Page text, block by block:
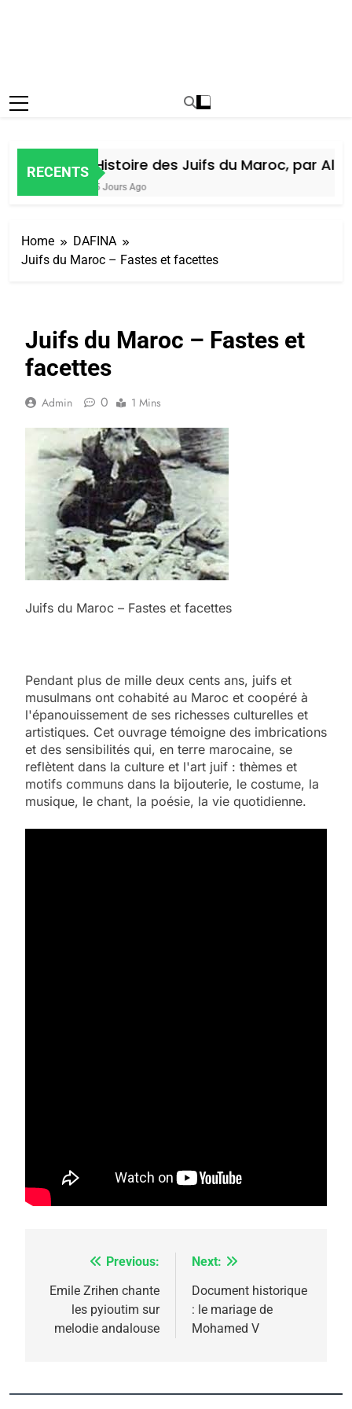
RECENTSHistoire des Juifs du Maroc, par Alain
5 Jours Ago
Home
DAFINA
Juifs du Maroc – Fastes et facettes
Juifs du Maroc – Fastes et
facettes
Admin 0 1 Mins
Juifs du Maroc – Fastes et facettes
Pendant plus de mille deux cents ans, juifs et
musulmans ont cohabité au Maroc et coopéré à
l'épanouissement de ses richesses culturelles et
artistiques. Cet ouvrage témoigne des imbrications
et des sensibilités qui, en terre marocaine, se
reflètent dans la culture et l'art juif : thèmes et
motifs communs dans la bijouterie, le costume, la
musique, le chant, la poésie, la vie quotidienne.
Navigation
de
l’article
Previous:
Emile Zrihen chante
les pyioutim sur
melodie andalouse
Next:
Document historique
: le mariage de
Mohamed V
2025, l’année la plus